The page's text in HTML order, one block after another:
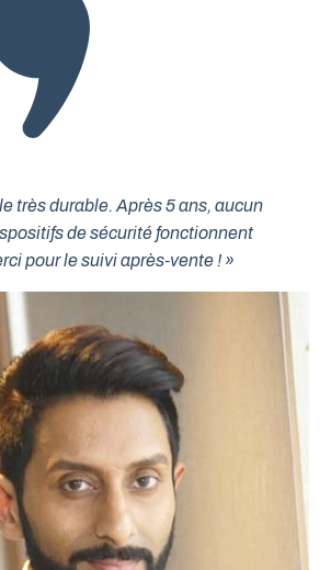
très durable. Après 5 ans, aucun
de sécurité fonctionnent
pour le suivi après-vente ! »